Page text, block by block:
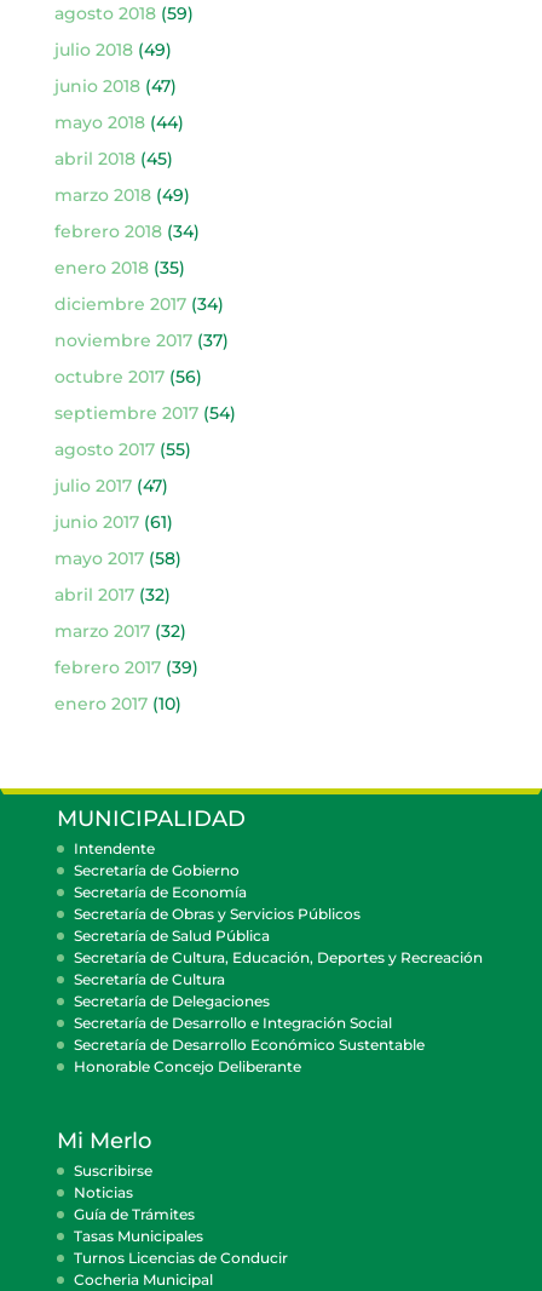
agosto 2018(59)
julio 2018(49)
junio 2018(47)
mayo 2018(44)
abril 2018(45)
marzo 2018(49)
febrero 2018(34)
enero 2018(35)
diciembre 2017(34)
noviembre 2017(37)
octubre 2017(56)
septiembre 2017(54)
agosto 2017(55)
julio 2017(47)
junio 2017(61)
mayo 2017(58)
abril 2017(32)
marzo 2017(32)
febrero 2017(39)
enero 2017(10)
MUNICIPALIDAD
Intendente
Secretaría de Gobierno
Secretaría de Economía
Secretaría de Obras y Servicios Públicos
Secretaría de Salud Pública
Secretaría de Cultura, Educación, Deportes y Recreación
Secretaría de Cultura
Secretaría de Delegaciones
Secretaría de Desarrollo e Integración Social
Secretaría de Desarrollo Económico Sustentable
Honorable Concejo Deliberante
Mi Merlo
Suscribirse
Noticias
Guía de Trámites
Tasas Municipales
Turnos Licencias de Conducir
Cocheria Municipal